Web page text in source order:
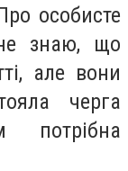
особисте
знаю, що
але вони
черга